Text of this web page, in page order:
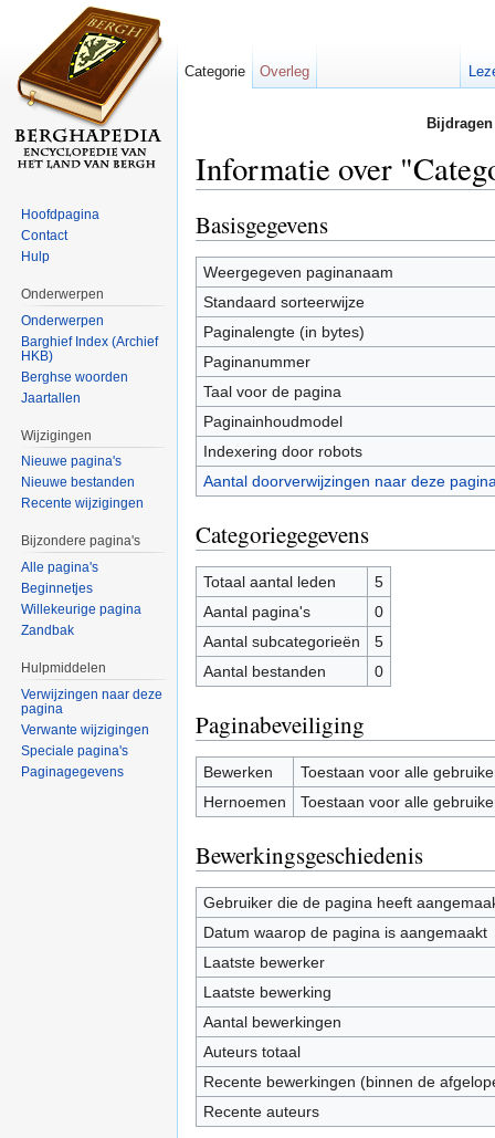
Informatie over
Basisgegevens
Weergegeven paginanaam
Standaard sorteerwijze
Paginalengte (in bytes)
Paginanummer
Taal voor de pagina
Paginainhoudmodel
Indexering door robots
Aantal doorverwijzingen naar deze
Categoriegegevens
Totaal aantal leden
5
Aantal pagina's
0
Aantal subcategorieën
5
Aantal bestanden
0
Paginabeveiliging
Bewerken
Toestaan voor alle
Hernoemen
Toestaan voor alle
Bewerkingsgeschiedenis
Gebruiker die de pagina heeft
Datum waarop de pagina is aangemaakt
Laatste bewerker
Laatste bewerking
Aantal bewerkingen
Auteurs totaal
Recente bewerkingen (binnen de
Recente auteurs
Categorie Overleg
Hoofdpagina
Contact
Hulp
Onderwerpen
Onderwerpen
Barghief Index (Archief
HKB)
Berghse woorden
Jaartallen
Wijzigingen
Nieuwe pagina's
Nieuwe bestanden
Recente wijzigingen
Bijzondere pagina's
Alle pagina's
Beginnetjes
Willekeurige pagina
Zandbak
Hulpmiddelen
Verwijzingen naar deze
pagina
Verwante wijzigingen
Speciale pagina's
Paginagegevens